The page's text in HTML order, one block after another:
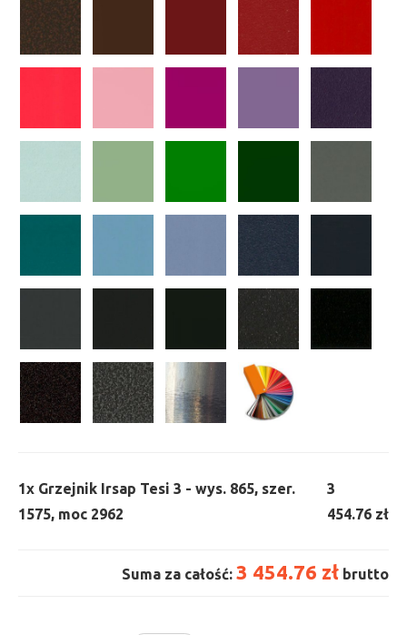
1x Grzejnik Irsap Tesi 3 - wys. 865, szer.
1575, moc 2962
3
454.76 zł
Suma za całość: 3 454.76 zł brutto